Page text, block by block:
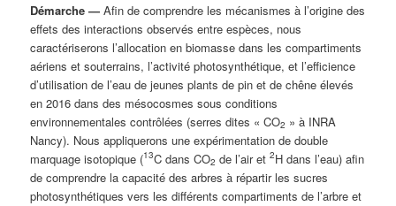
Démarche — Afin de comprendre les mécanismes à l’origine des
effets des interactions observés entre espèces, nous
caractériserons l’allocation en biomasse dans les compartiments
aériens et souterrains, l’activité photosynthétique, et l’efficience
d’utilisation de l’eau de jeunes plants de pin et de chêne élevés
en 2016 dans des mésocosmes sous conditions
environnementales contrôlées (serres dites « CO2 » à INRA
Nancy). Nous appliquerons une expérimentation de double
marquage isotopique (13C dans CO2 de l’air et2H dans l’eau) afin
de comprendre la capacité des arbres à répartir les sucres
photosynthétiques vers les différents compartiments de l’arbre et